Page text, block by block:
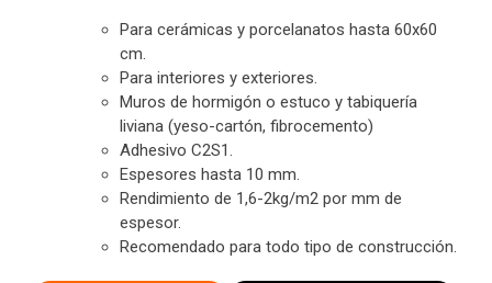
Para cerámicas y porcelanatos hasta 60x60
cm.
Para interiores y exteriores.
Muros de hormigón o estuco y tabiquería
liviana (yeso-cartón, fibrocemento)
Adhesivo C2S1.
Espesores hasta 10 mm.
Rendimiento de 1,6-2kg/m2 por mm de
espesor.
Recomendado para todo tipo de construcción.